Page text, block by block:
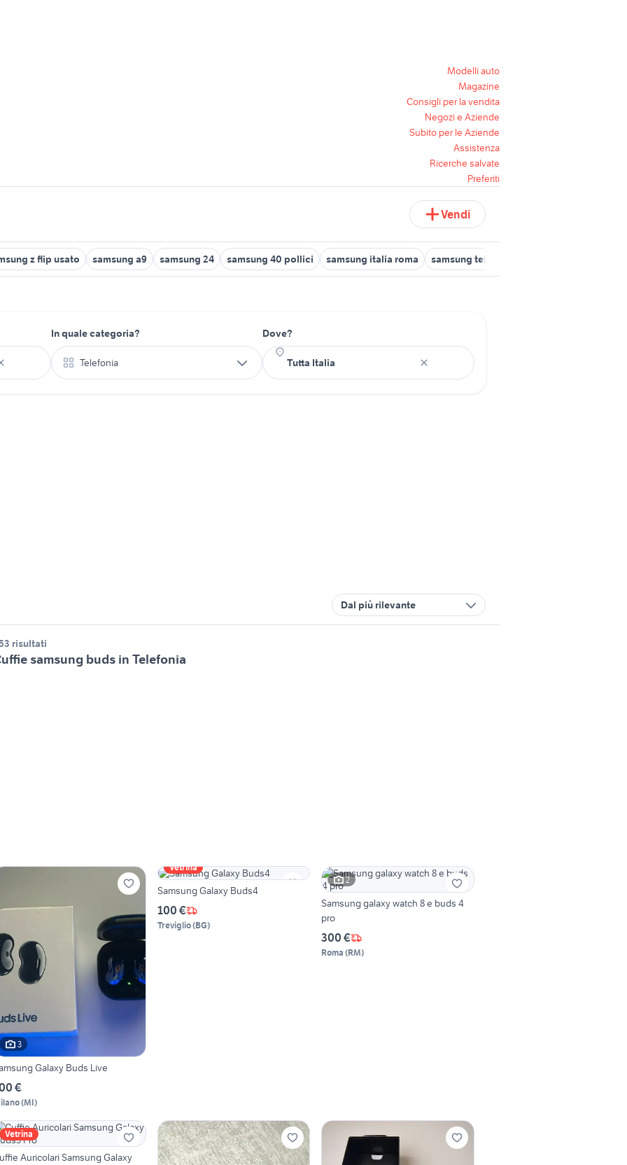
Modelli auto
Magazine
Consigli per la vendita
Negozi e Aziende
Subito per le Aziende
Assistenza
Ricerche salvate
Preferiti
Vendi
z flip usato samsung a9 samsung 24 samsung 40 pollici samsung italia roma samsung telefonia Milano provincia
In quale categoria?
Telefonia
Dove?
Dal più rilevante
risultati
samsung buds in Telefonia
3
Galaxy Buds Live
€
(MI)
Vetrina
Samsung Galaxy Buds4
100 €
Treviglio(BG)
2
Samsung galaxy watch 8 e buds 4
pro
300 €
Roma (RM)
Vetrina
Auricolari Samsung Galaxy